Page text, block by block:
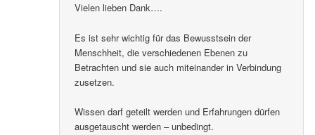
Vielen lieben Dank….
Es ist sehr wichtig für das Bewusstsein der
Menschheit, die verschiedenen Ebenen zu
Betrachten und sie auch miteinander in Verbindung
zusetzen.
Wissen darf geteilt werden und Erfahrungen dürfen
ausgetauscht werden – unbedingt.